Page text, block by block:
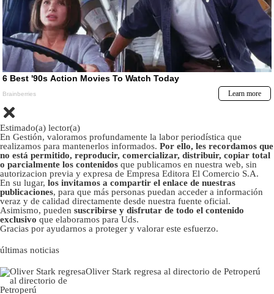
Estimado(a) lector(a)
En Gestión, valoramos profundamente la labor periodística que
realizamos para mantenerlos informados. Por ello, les recordamos que
no está permitido, reproducir, comercializar, distribuir, copiar total
o parcialmente los contenidos que publicamos en nuestra web, sin
autorizacion previa y expresa de Empresa Editora El Comercio S.A.
En su lugar, los invitamos a compartir el enlace de nuestras
publicaciones, para que más personas puedan acceder a información
veraz y de calidad directamente desde nuestra fuente oficial.
Asimismo, pueden suscribirse y disfrutar de todo el contenido
exclusivo que elaboramos para Uds.
Gracias por ayudarnos a proteger y valorar este esfuerzo.
últimas noticias
Oliver Stark regresa al directorio de Petroperú